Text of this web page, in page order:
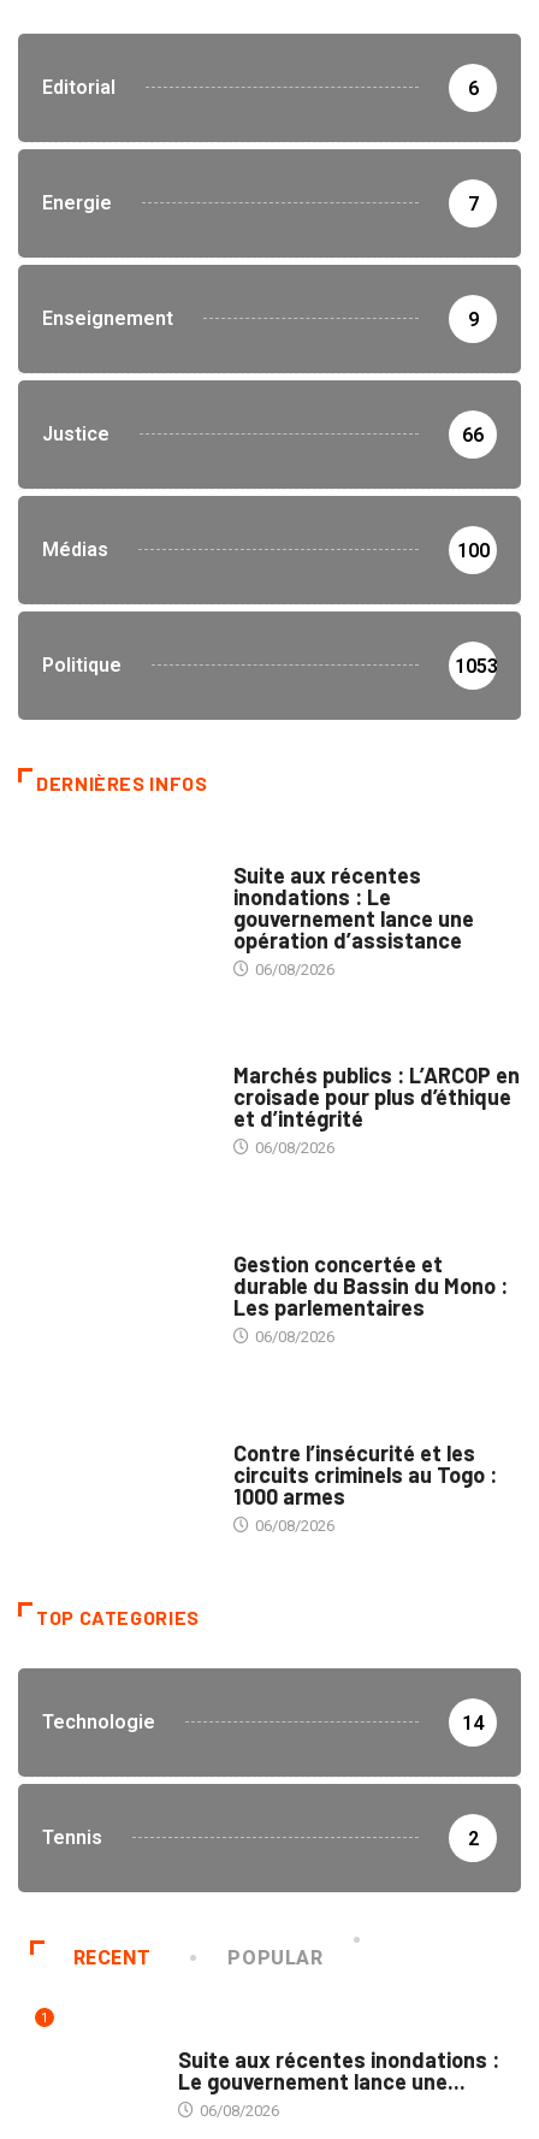
Editorial 6
Energie 7
Enseignement 9
Justice 66
Médias 100
Politique 1053
DERNIÈRES INFOS
Suite aux récentes
inondations : Le
gouvernement lance une
opération d’assistance
06/08/2026
Marchés publics : L’ARCOP en
croisade pour plus d’éthique
et d’intégrité
06/08/2026
Gestion concertée et
durable du Bassin du Mono :
Les parlementaires
06/08/2026
Contre l’insécurité et les
circuits criminels au Togo :
1000 armes
06/08/2026
TOP CATEGORIES
Technologie 14
Tennis 2
RECENT POPULAR
1
Suite aux récentes inondations :
Le gouvernement lance une...
06/08/2026